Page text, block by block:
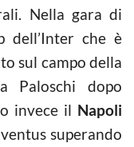
Nella gara di
dell’Inter che è
sul campo della
Paloschi dopo
invece il Napoli
superando